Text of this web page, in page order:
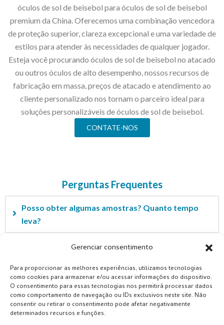
Gerenciar consentimento
Para proporcionar as melhores experiências, utilizamos tecnologias
como cookies para armazenar e/ou acessar informações do dispositivo.
O consentimento para essas tecnologias nos permitirá processar dados
como comportamento de navegação ou IDs exclusivos neste site. Não
consentir ou retirar o consentimento pode afetar negativamente
determinados recursos e funções.
óculos de sol de beisebol para óculos de sol de beisebol
premium da China. Oferecemos uma combinação vencedora
de proteção superior, clareza excepcional e uma variedade de
estilos para atender às necessidades de qualquer jogador.
Esteja você procurando óculos de sol de beisebol no atacado
ou outros óculos de alto desempenho, nossos recursos de
fabricação em massa, preços de atacado e atendimento ao
cliente personalizado nos tornam o parceiro ideal para
soluções personalizáveis ​​de óculos de sol de beisebol.
CONTATE-NOS
Perguntas Frequentes
Posso obter algumas amostras? Quanto tempo
leva?
O pedido do logotipo desses produtos é possível?
Tenho minha própria ideia para os produtos. Você
pode ajudar a desenvolvê-lo?